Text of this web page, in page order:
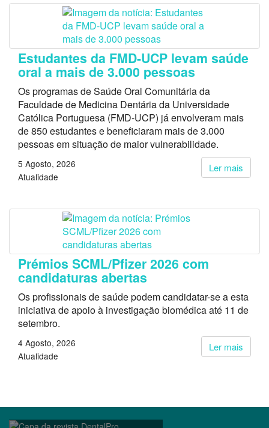
Estudantes da FMD-UCP levam saúde
oral a mais de 3.000 pessoas
Os programas de Saúde Oral Comunitária da
Faculdade de Medicina Dentária da Universidade
Católica Portuguesa (FMD-UCP) já envolveram mais
de 850 estudantes e beneficiaram mais de 3.000
pessoas em situação de maior vulnerabilidade.
Ler mais
5 Agosto, 2026
Atualidade
Prémios SCML/Pfizer 2026 com
candidaturas abertas
Os profissionais de saúde podem candidatar-se a esta
iniciativa de apoio à investigação biomédica até 11 de
setembro.
Ler mais
4 Agosto, 2026
Atualidade